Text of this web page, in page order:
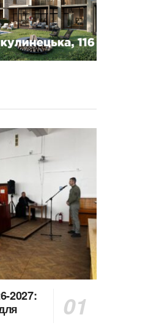
2027: